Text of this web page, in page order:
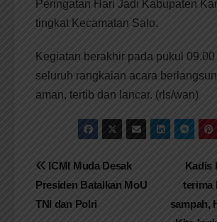
Peringatan Hari Jadi Kabupaten
tingkat Kecamatan Salo.
Kegiatan berakhir pada pukul
seluruh rangkaian acara
aman, tertib dan lancar. (rls/wan)
Navigasi
pos
Kadis
terima
sampah,
ICMI Muda Desak
Presiden Batalkan MoU
TNI dan Polri